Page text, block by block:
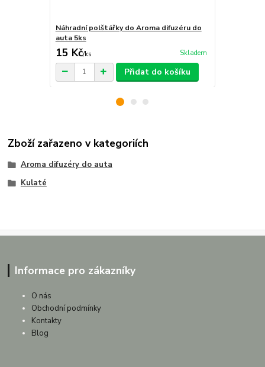
Náhradní polštářky do Aroma difuzéru do
auta 5ks
15 Kč/ks Skladem
Přidat do košíku
Zboží zařazeno v kategoriích
Aroma difuzéry do auta
Kulaté
Informace pro zákazníky
O nás
Obchodní podmínky
Kontakty
Blog